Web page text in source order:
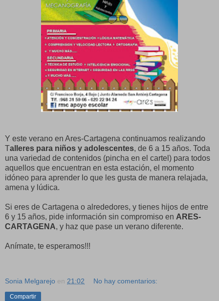
Y este verano en Ares-Cartagena continuamos realizando
Talleres para niños y adolescentes, de 6 a 15 años. Toda
una variedad de contenidos (pincha en el cartel) para todos
aquellos que encuentran en esta estación, el momento
idóneo para aprender lo que les gusta de manera relajada,
amena y lúdica.
Si eres de Cartagena o alrededores, y tienes hijos de entre
6 y 15 años, pide información sin compromiso en ARES-
CARTAGENA, y haz que pase un verano diferente.
Anímate, te esperamos!!!
Sonia Melgarejo en 21:02 No hay comentarios:
Compartir